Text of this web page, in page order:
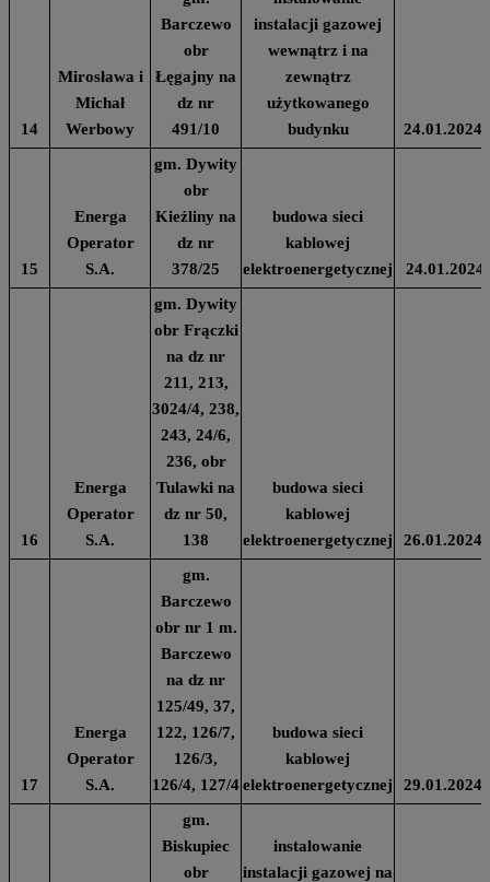
14
Mirosława i
Michał
Werbowy
Barczewo
obr
Łęgajny na
dz nr
491/10
instalacji gazowej
wewnątrz i na
zewnątrz
użytkowanego
budynku
24.01.2024
15
Energa
Operator
S.A.
gm. Dywity
obr
Kieźliny na
dz nr
378/25
budowa sieci
kablowej
elektroenergetycznej
24.01.2024
16
Energa
Operator
S.A.
gm. Dywity
obr Frączki
na dz nr
211, 213,
3024/4, 238,
243, 24/6,
236, obr
Tulawki na
dz nr 50,
138
budowa sieci
kablowej
elektroenergetycznej
26.01.2024
17
Energa
Operator
S.A.
gm.
Barczewo
obr nr 1 m.
Barczewo
na dz nr
125/49, 37,
122, 126/7,
126/3,
126/4, 127/4
budowa sieci
kablowej
elektroenergetycznej
29.01.2024
gm.
Biskupiec
obr
instalowanie
instalacji gazowej na